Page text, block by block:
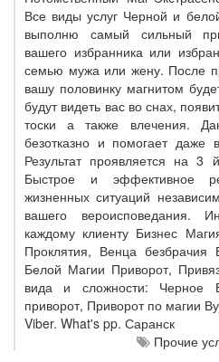
Все виды услуг Черной и
выполню самый сильный
вашего избранника или
семью мужа или жену. После
вашу половинку магнитом
будут видеть вас во снах,
тоски а также влечения.
безотказно и помогает даже
Результат проявляется на 3
Быстрое и эффективное
жизненных ситуаций
вашего вероисповедания.
каждому клиенту Бизнес
Проклятия, Венца
Белой Магии Приворот,
вида и сложности: Черное
приворот, Приворот по магии
Viber. What's pp. Саранск
Прочие